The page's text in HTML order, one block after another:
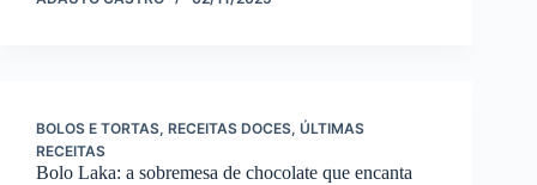
BOLOS E TORTAS, RECEITAS DOCES, ÚLTIMAS
RECEITAS
Bolo Laka: a sobremesa de chocolate que encanta